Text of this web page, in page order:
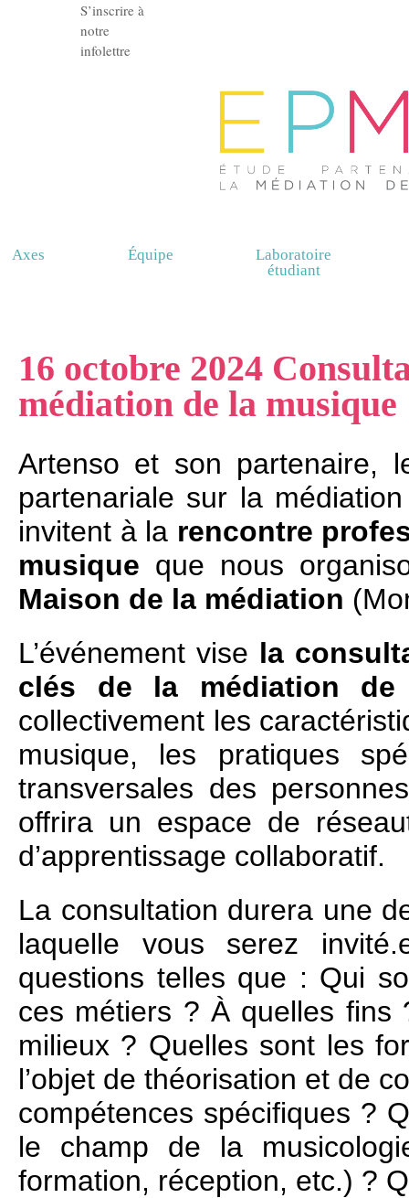
S’inscrire à
notre
infolettre
Axes Équipe
Laboratoire
étudiant
16 octobre 2024
médiation de la musique
Artenso et son partenaire,
partenariale sur la
invitent à la rencontre
musique que nous
Maison de la médiation
L’événement vise la
clés de la médiation de
collectivement les
musique, les pratiques
transversales des
offrira un espace de
d’apprentissage collaboratif.
La consultation durera une
laquelle vous serez
questions telles que : Qui
ces métiers ? À quelles fins
milieux ? Quelles sont les
l’objet de théorisation et de
compétences spécifiques ?
le champ de la
formation, réception, etc.) ?